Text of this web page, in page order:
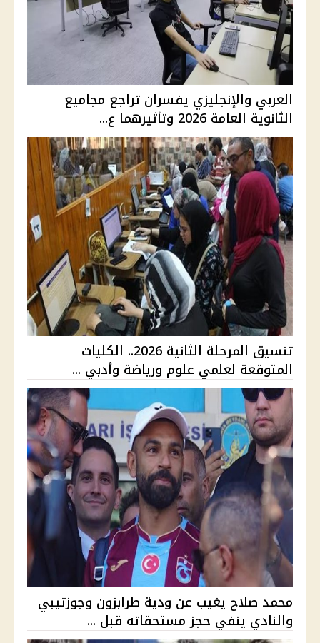
العربي والإنجليزي يفسران تراجع مجاميع
الثانوية العامة 2026 وتأثيرهما ع...
تنسيق المرحلة الثانية 2026.. الكليات
المتوقعة لعلمي علوم ورياضة وأدبي ...
محمد صلاح يغيب عن ودية طرابزون وجوزتيبي
والنادي ينفي حجز مستحقاته قبل ...